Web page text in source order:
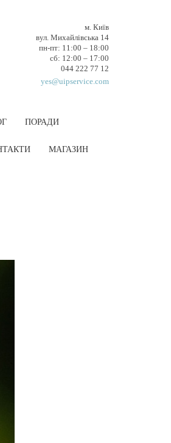
м. Київ
вул. Михайлівська 14
пн-пт: 11:00 – 18:00
cб: 12:00 – 17:00
044 222 77 12
yes@uipservice.com
ПОРАДИ
МАГАЗИН